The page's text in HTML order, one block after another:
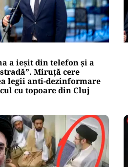
a ieșit din telefon și a
Miruță cere
legii anti-dezinformare
cu topoare din Cluj